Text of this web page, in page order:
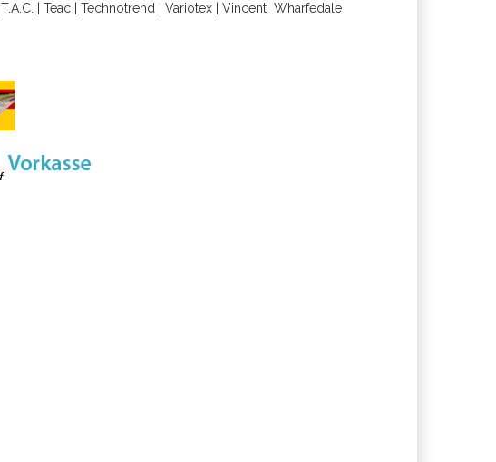
T.A.C. Teac Technotrend Variotex Vincent Wharfedal e